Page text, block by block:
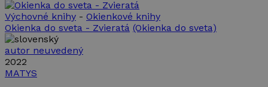
Výchovné knihy - Okienkové knihy
Okienka do sveta - Zvieratá (Okienka do sveta)
autor neuvedený
2022
MATYS